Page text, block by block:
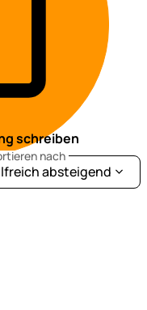
schreiben
nach
absteigend